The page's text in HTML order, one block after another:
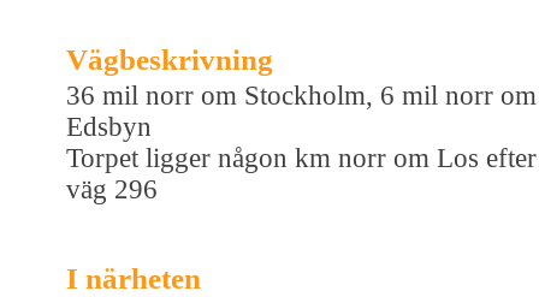
Vägbeskrivning
36 mil norr om Stockholm, 6 mil norr om
Edsbyn
Torpet ligger någon km norr om Los efter
väg 296
I närheten